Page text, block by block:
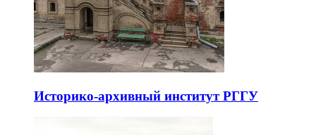
Историко-архивный институт РГГУ